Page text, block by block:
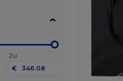
Zu
€